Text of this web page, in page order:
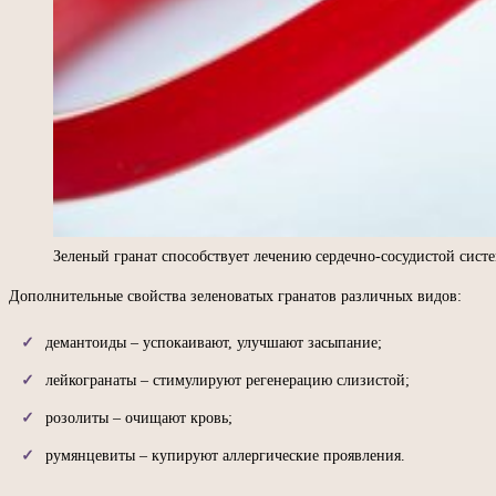
Зеленый гранат способствует лечению сердечно-сосудистой
Дополнительные свойства зеленоватых гранатов различных видов:
демантоиды – успокаивают, улучшают засыпание;
лейкогранаты – стимулируют регенерацию слизистой;
розолиты – очищают кровь;
румянцевиты – купируют аллергические проявления.